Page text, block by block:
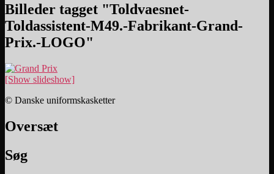
Billeder tagget "Toldvaesnet-
Toldassistent-M49.-Fabrikant-Grand-
Prix.-LOGO"
[Show slideshow]
© Danske uniformskasketter
Oversæt
Søg